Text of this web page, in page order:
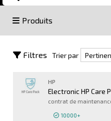
Produits
Filtres Trier par
Trier par
HP
Electronic HP Care
contrat de
10000+